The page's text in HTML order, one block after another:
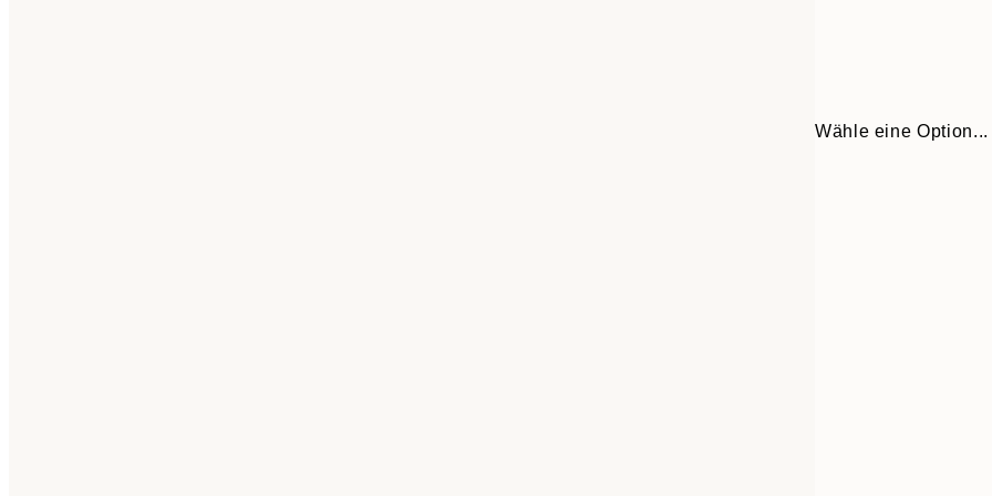
Wähle eine Option...